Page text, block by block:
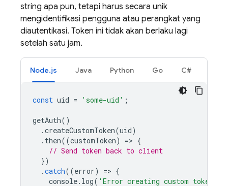
string apa pun, tetapi harus secara unik
mengidentifikasi pengguna atau perangkat yang
diautentikasi. Token ini tidak akan berlaku lagi
setelah satu jam.
Node.js Java Python Go C#
const uid = 'some-uid' ;
getAuth()
.createCustomToken(uid)
. then((customToken) => {
// Send token back to client
})
.catch((error) => {
console. log( 'Error creating custom token:'